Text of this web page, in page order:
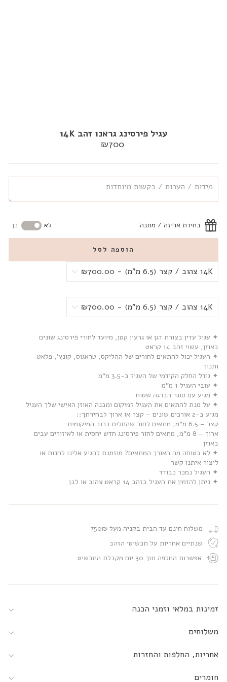
עגיל פירסינג גראנו זהב 14K
מחיר
₪700
בחירת אריזה / מתנה לא כן
הוספה לסל
✦ עגיל עדין בצורת דגן או גרעין קטן, מיועד לחורי פירסינג שונים
באוזן, עשוי זהב 14 קראט
✦ העגיל יכול להתאים לחורים של ההליקס, טראגוס, קונץ', פלאט
ותנוך
✦ גודל החלק הקידמי של העגיל כ-3.5 מ”מ
✦ עובי העגיל 1 מ”מ
✦ מגיע עם סוגר הברגה שטוח
✦ על מנת להתאים את העגיל למיקום ומבנה האוזן האישי שלך העגיל
מגיע ב-2 אורכים שונים – קצר או ארוך לבחירתך::
קצר – 6.5 מ”מ, מתאים לחור שהחלים ברוב המיקומים
ארוך – 8 מ”מ, מתאים לחור פירסינג חדש יחסית או לאיזורים עבים
באוזן
✦ לא בטוחה מה האורך המתאים? מוזמנת להגיע אלינו לחנות או
ליצור איתנו קשר
✦ העגיל נמכר כבודד
✦ ניתן להזמין את העגיל בזהב 14 קראט צהוב או לבן
משלוח חינם עד הבית בקניה מעל 750₪
שנתיים אחריות על תכשיטי הזהב
אפשרות החלפה תוך 30 יום מקבלת התכשיט
זמינות במלאי וזמני הכנה
משלוחים
אחריות, החלפות והחזרות
חומרים